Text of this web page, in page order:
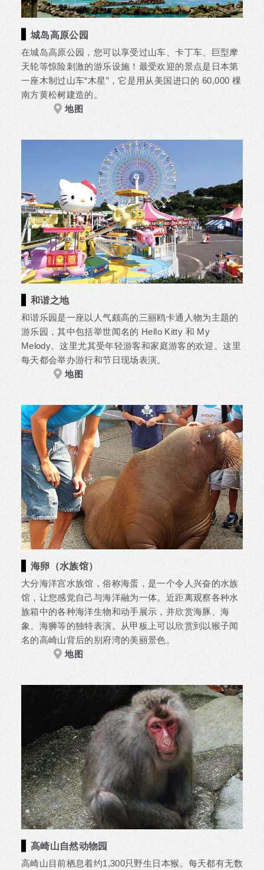
城岛高原公园
在城岛高原公园，您可以享受过山车、卡丁车、巨型摩
天轮等惊险刺激的游乐设施！最受欢迎的景点是日本第
一座木制过山车“木星”，它是用从美国进口的 60,000 棵
南方黄松树建造的。
地图
和谐之地
和谐乐园是一座以人气颇高的三丽鸥卡通人物为主题的
游乐园，其中包括举世闻名的 Hello Kitty 和 My
Melody。这里尤其受年轻游客和家庭游客的欢迎。这里
每天都会举办游行和节日现场表演。
地图
海卵（水族馆）
大分海洋宫水族馆，俗称海蛋，是一个令人兴奋的水族
馆，让您感觉自己与海洋融为一体。近距离观察各种水
族箱中的各种海洋生物和动手展示，并欣赏海豚、海
象、海狮等的独特表演。从甲板上可以欣赏到以猴子闻
名的高崎山背后的别府湾的美丽景色。
地图
高崎山自然动物园
高崎山目前栖息着约1,300只野生日本猴。每天都有无数